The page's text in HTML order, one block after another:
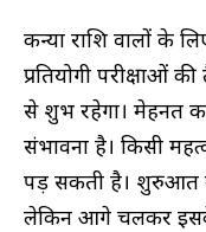
कन्या राशि वालों के
प्रतियोगी परीक्षाओं
से शुभ रहेगा। मेहनत
संभावना है। किसी
पड़ सकती है। शुरुआत में
लेकिन आगे चलकर